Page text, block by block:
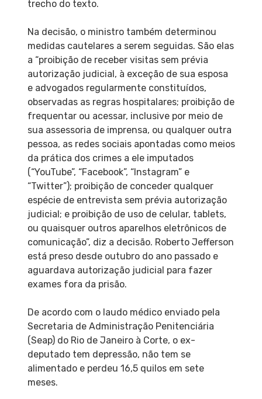
trecho do texto.
Na decisão, o ministro também determinou
medidas cautelares a serem seguidas. São elas
a “proibição de receber visitas sem prévia
autorização judicial, à exceção de sua esposa
e advogados regularmente constituídos,
observadas as regras hospitalares; proibição de
frequentar ou acessar, inclusive por meio de
sua assessoria de imprensa, ou qualquer outra
pessoa, as redes sociais apontadas como meios
da prática dos crimes a ele imputados
(“YouTube”, “Facebook”, “Instagram” e
“Twitter”); proibição de conceder qualquer
espécie de entrevista sem prévia autorização
judicial; e proibição de uso de celular, tablets,
ou quaisquer outros aparelhos eletrônicos de
comunicação”, diz a decisão. Roberto Jefferson
está preso desde outubro do ano passado e
aguardava autorização judicial para fazer
exames fora da prisão.
De acordo com o laudo médico enviado pela
Secretaria de Administração Penitenciária
(Seap) do Rio de Janeiro à Corte, o ex-
deputado tem depressão, não tem se
alimentado e perdeu 16,5 quilos em sete
meses.